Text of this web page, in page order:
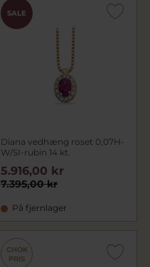
SALE
Diana vedhæng roset 0,07H-
W/SI-rubin 14 kt.
7.395,00 kr
5.916,00 kr
På fjernlager
CHOK
PRIS